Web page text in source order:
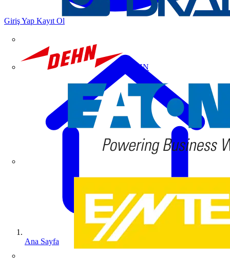
DEHN
Giriş Yap Kayıt Ol
Ana Sayfa